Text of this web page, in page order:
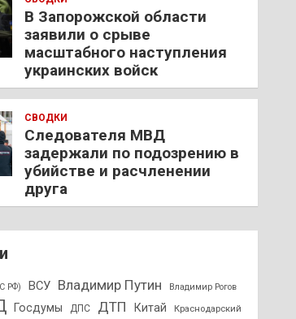
В Запорожской области
заявили о срыве
масштабного наступления
украинских войск
СВОДКИ
Следователя МВД
задержали по подозрению в
убийстве и расчленении
друга
РФ) ВСУ Владимир Путин Владимир Рогов
Госдумы ДПС ДТП Китай Краснодарский